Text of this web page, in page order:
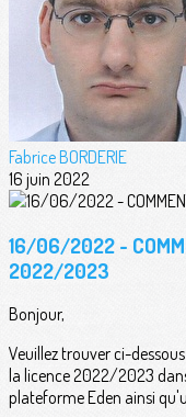
Fabrice BORDERIE
16 juin 2022
16/06/2022 -
2022/2023
Bonjour,
Veuillez trouver ci-
la licence 2022/2023
plateforme Eden ainsi